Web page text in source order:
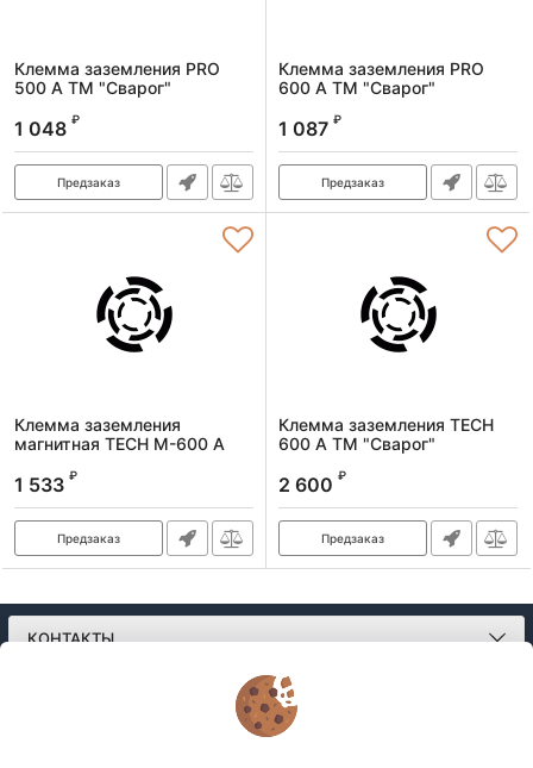
Клемма заземления PRO
500 А ТМ "Сварог"
Артикул:
1 048 ₽
Предзаказ
Клемма заземления PRO
600 А ТМ "Сварог"
Артикул:
1 087 ₽
Предзаказ
Клемма заземления
магнитная TECH M-600 А
Артикул:
1 533 ₽
Предзаказ
Клемма заземления TECH
600 А ТМ "Сварог"
99319
2 600 ₽
Предзаказ
КОНТАКТЫ